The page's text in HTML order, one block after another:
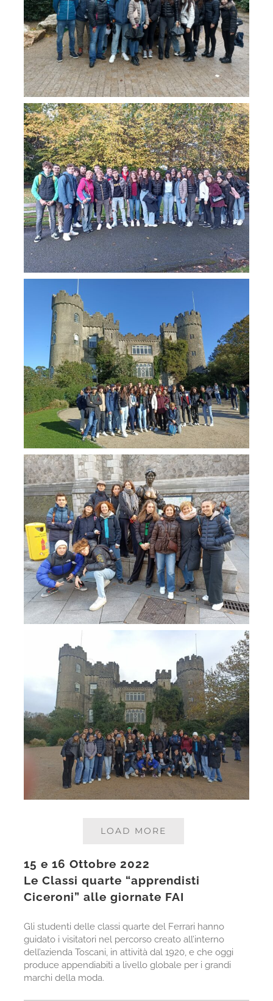
LOAD MORE
15 e 16 Ottobre 2022
Le Classi quarte “apprendisti
Ciceroni” alle giornate FAI
Gli studenti delle classi quarte del Ferrari hanno
guidato i visitatori nel percorso creato all’interno
dell’azienda Toscani, in attività dal 1920, e che oggi
produce appendiabiti a livello globale per i grandi
marchi della moda.